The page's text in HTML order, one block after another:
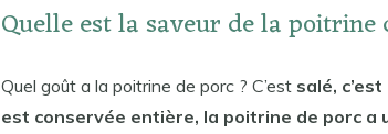
Quelle est la saveur de la poitrine
Quel goût a la poitrine de porc ? C’est salé,
est conservée entière, la poitrine de porc a